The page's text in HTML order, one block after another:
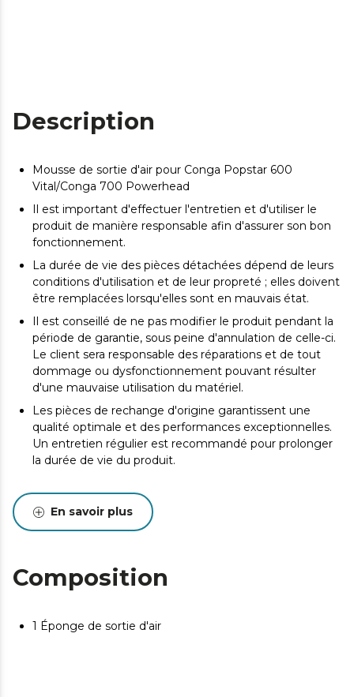
Description
Mousse de sortie d'air pour Conga Popstar 600
Vital/Conga 700 Powerhead
Il est important d'effectuer l'entretien et d'utiliser le
produit de manière responsable afin d'assurer son bon
fonctionnement.
La durée de vie des pièces détachées dépend de leurs
conditions d'utilisation et de leur propreté ; elles doivent
être remplacées lorsqu'elles sont en mauvais état.
Il est conseillé de ne pas modifier le produit pendant la
période de garantie, sous peine d'annulation de celle-ci.
Le client sera responsable des réparations et de tout
dommage ou dysfonctionnement pouvant résulter
d'une mauvaise utilisation du matériel.
Les pièces de rechange d'origine garantissent une
qualité optimale et des performances exceptionnelles.
Un entretien régulier est recommandé pour prolonger
la durée de vie du produit.
En savoir plus
Composition
1 Éponge de sortie d'air